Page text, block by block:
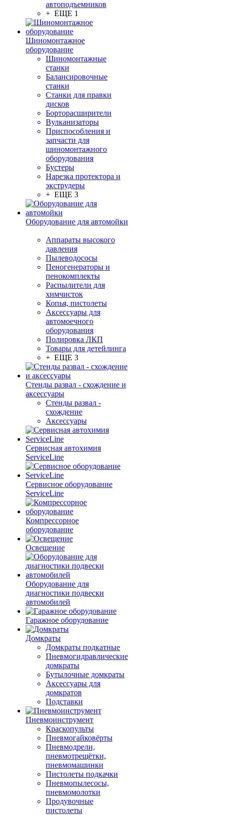
автоподъемников
+ ЕЩЕ 1
Шиномонтажное
оборудование
Шиномонтажные
станки
Балансировочные
станки
Станки для правки
дисков
Борторасширители
Вулканизаторы
Приспособления и
запчасти для
шиномонтажного
оборудования
Бустеры
Нарезка протектора и
экструдеры
+ ЕЩЕ 3
Оборудование для автомойки
Аппараты высокого
давления
Пылеводососы
Пеногенераторы и
пенокомплекты
Распылители для
химчисток
Копья, пистолеты
Аксессуары для
автомоечного
оборудования
Полировка ЛКП
Товары для детейлинга
+ ЕЩЕ 3
Стенды развал - схождение и
аксессуары
Стенды развал -
схождение
Аксессуары
Сервисная автохимия
ServiceLine
Сервисное оборудование
ServiceLine
Компрессорное
оборудование
Освещение
Оборудование для
диагностики подвески
автомобилей
Гаражное оборудование
Домкраты
Домкраты подкатные
Пневмогидравлические
домкраты
Бутылочные домкраты
Аксессуары для
домкратов
Подставки
Пневмоинструмент
Краскопульты
Пневмогайковёрты
Пневмодрели,
пневмотрещётки,
пневмомашинки
Пистолеты подкачки
Пневмопылесосы,
пневмомолотки
Продувочные
пистолеты